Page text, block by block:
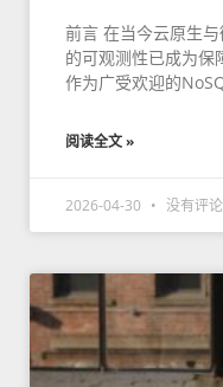
前言 在当今云原生
的可观测性已成为保
作为广受欢迎的
阅读全文 »
2026-04-30 没有评论